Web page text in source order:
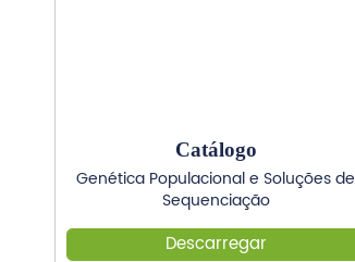
Catálogo
Genética Populacional e Soluções de
Sequenciação
Descarregar